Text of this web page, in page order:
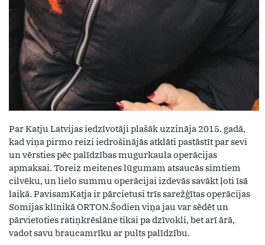
Par Katju Latvijas iedzīvotāji plašāk uzzināja 2015. gadā,
kad viņa pirmo reizi iedrošinājās atklāti pastāstīt par sevi
un vērsties pēc palīdzības mugurkaula operācijas
apmaksai. Toreiz meitenes lūgumam atsaucās simtiem
cilvēku, un lielo summu operācijai izdevās savākt ļoti īsā
laikā. PavisamKatja ir pārcietusi trīs sarežģītas operācijas
Somijas klīnikā ORTON.Šodien viņa jau var sēdēt un
pārvietoties ratiņkrēslāne tikai pa dzīvokli, bet arī ārā,
vadot savu braucamrīku ar pults palīdzību.